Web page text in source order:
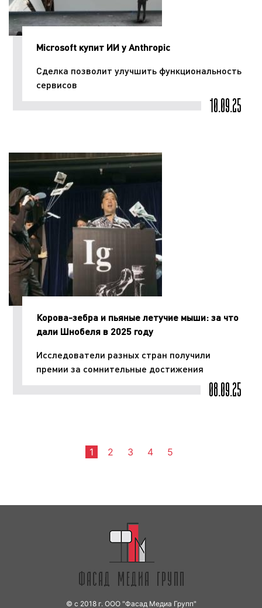
Microsoft купит ИИ у Anthropic
Сделка позволит улучшить функциональность
сервисов
10.09.25
Корова-зебра и пьяные летучие мыши: за что
дали Шнобеля в 2025 году
Исследователи разных стран получили
премии за сомнительные достижения
08.09.25
1 2 3 4 5
© с 2018 г. ООО "Фасад Медиа Групп"